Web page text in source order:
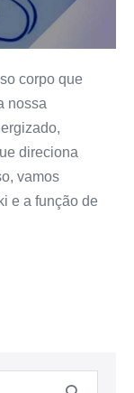
corpo que
nossa
direciona
vamos
e a função de